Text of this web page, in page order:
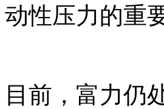
动性压力的重
目前，富力仍